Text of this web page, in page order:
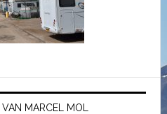
MARCEL MOL